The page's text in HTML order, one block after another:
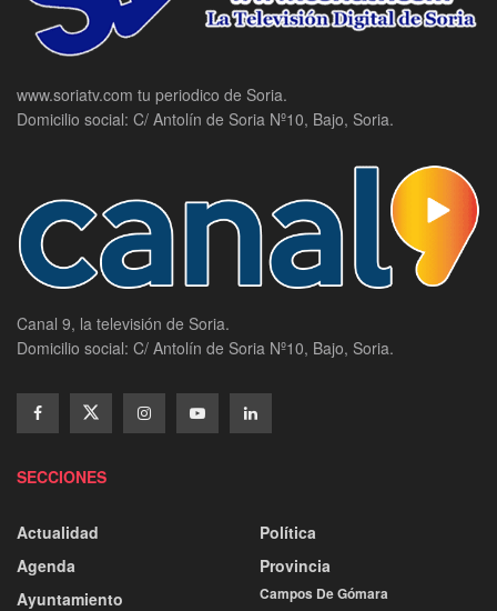
www.soriatv.com tu periodico de Soria.
Domicilio social: C/ Antolín de Soria Nº10, Bajo, Soria.
Canal 9, la televisión de Soria.
Domicilio social: C/ Antolín de Soria Nº10, Bajo, Soria.
SECCIONES
Actualidad
Agenda
Ayuntamiento
Política
Provincia
Campos De Gómara